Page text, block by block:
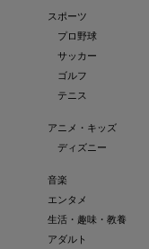
スポーツ
プロ野球
サッカー
ゴルフ
テニス
アニメ・キッズ
ディズニー
音楽
エンタメ
生活・趣味・教養
アダルト